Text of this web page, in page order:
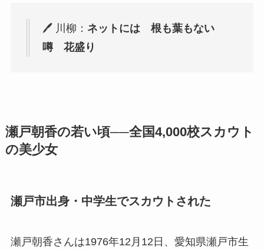
🖊 川柳： ネットには 根も葉もない
噂 花盛り
瀬戸朝香の若い頃──全国4,000校スカウト
の美少女
瀬戸市出身・中学生でスカウトされた
瀬戸朝香さんは1976年12月12日、愛知県瀬戸市生